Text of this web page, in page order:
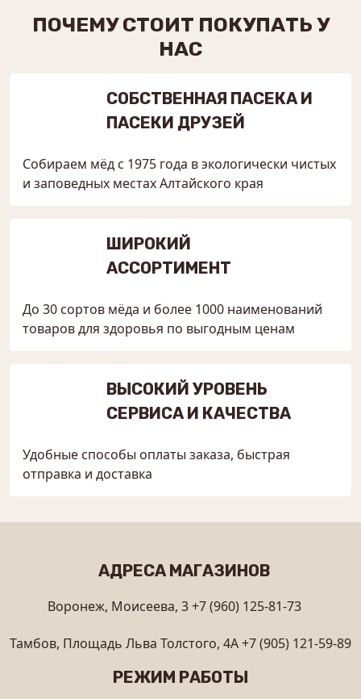
ПОЧЕМУ СТОИТ ПОКУПАТЬ У
НАС
СОБСТВЕННАЯ ПАСЕКА И
ПАСЕКИ ДРУЗЕЙ
Собираем мёд с 1975 года в экологически чистых
и заповедных местах Алтайского края
ШИРОКИЙ
АССОРТИМЕНТ
До 30 сортов мёда и более 1000 наименований
товаров для здоровья по выгодным ценам
ВЫСОКИЙ УРОВЕНЬ
СЕРВИСА И КАЧЕСТВА
Удобные способы оплаты заказа, быстрая
отправка и доставка
АДРЕСА МАГАЗИНОВ
Воронеж, Моисеева, 3+7 (960) 125-81-73
Тамбов, Площадь Льва Толстого, 4А+7 (905) 121-59-89
РЕЖИМ РАБОТЫ